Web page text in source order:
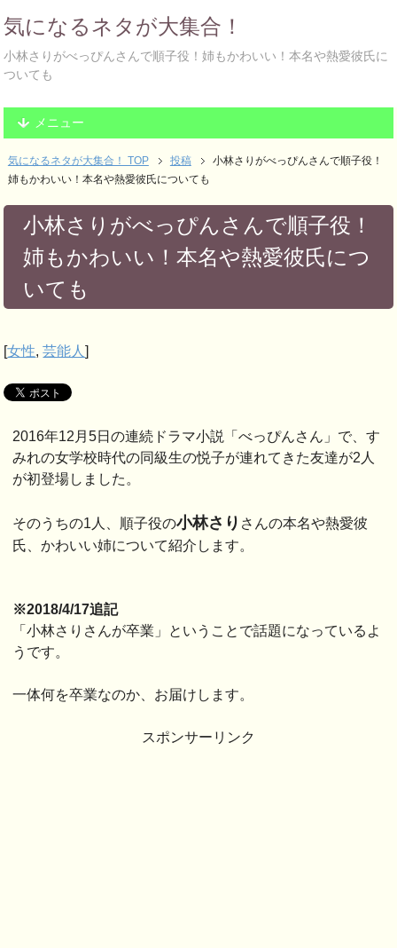
気になるネタが大集合！
小林さりがべっぴんさんで順子役！姉もかわいい！本名や熱愛彼氏に
ついても
メニュー
気になるネタが大集合！ TOP 投稿
小林さりがべっぴんさんで順子役！
姉もかわいい！本名や熱愛彼氏についても
小林さりがべっぴんさんで順子役！
姉もかわいい！本名や熱愛彼氏につ
いても
[女性,芸能人]
2016年12月5日の連続ドラマ小説「べっぴんさん」で、す
みれの女学校時代の同級生の悦子が連れてきた友達が2人
が初登場しました。
そのうちの1人、順子役の小林さり さんの本名や熱愛彼
氏、かわいい姉について紹介します。
※2018/4/17追記
「小林さりさんが卒業」ということで話題になっているよ
うです。
一体何を卒業なのか、お届けします。
スポンサーリンク